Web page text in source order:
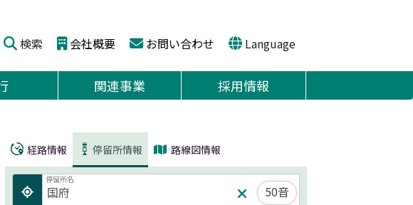
検索 会社概要 お問い合わせ Language
関連事業 採用情報
経路情報 停留所情報 路線図情報
停留所名
50音